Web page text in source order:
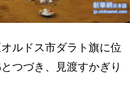
ルドス市ダラト旗に位
つづき、見渡すかぎり